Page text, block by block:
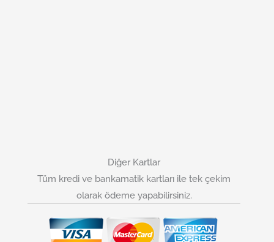
Diğer Kartlar
Tüm kredi ve bankamatik kartları ile tek çekim
olarak ödeme yapabilirsiniz.